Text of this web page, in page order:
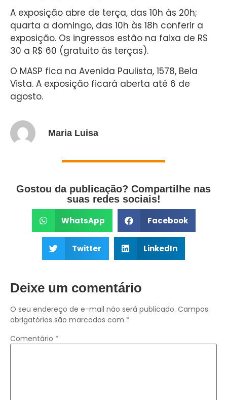
A exposição abre de terça, das 10h às 20h;
quarta a domingo, das 10h às 18h conferir a
exposição. Os ingressos estão na faixa de R$
30 a R$ 60 (gratuito às terças).
O MASP fica na Avenida Paulista, 1578, Bela
Vista. A exposição ficará aberta até 6 de
agosto.
Maria Luisa
Gostou da publicação? Compartilhe nas
suas redes sociais!
WhatsApp Facebook
Twitter LinkedIn
Deixe um comentário
O seu endereço de e-mail não será publicado. Campos
obrigatórios são marcados com *
Comentário *